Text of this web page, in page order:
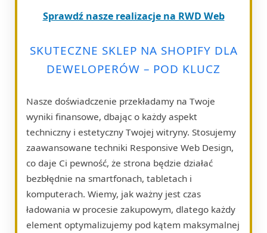
Sprawdź nasze realizacje na RWD Web
SKUTECZNE SKLEP NA SHOPIFY DLA
DEWELOPERÓW – POD KLUCZ
Nasze doświadczenie przekładamy na Twoje
wyniki finansowe, dbając o każdy aspekt
techniczny i estetyczny Twojej witryny. Stosujemy
zaawansowane techniki Responsive Web Design,
co daje Ci pewność, że strona będzie działać
bezbłędnie na smartfonach, tabletach i
komputerach. Wiemy, jak ważny jest czas
ładowania w procesie zakupowym, dlatego każdy
element optymalizujemy pod kątem maksymalnej